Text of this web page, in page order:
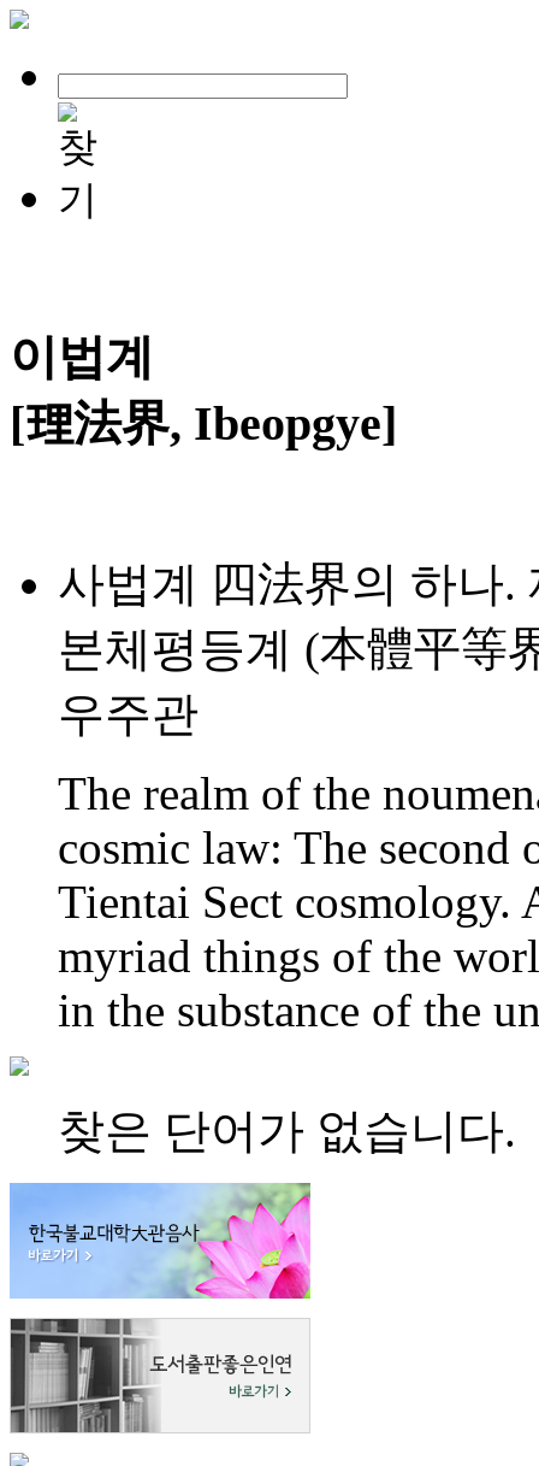
이법계
[理法界, Ibeopgye]
사법계 四法界의 하나.
본체평등계 (本體平等
우주관
The realm of the
cosmic law: The second
Tientai Sect cosmology.
myriad things of the
in the substance of the
찾은 단어가 없습니다.